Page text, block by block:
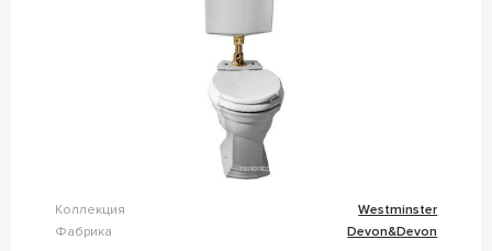
Коллекция
Westminster
Фабрика
Devon&Devon